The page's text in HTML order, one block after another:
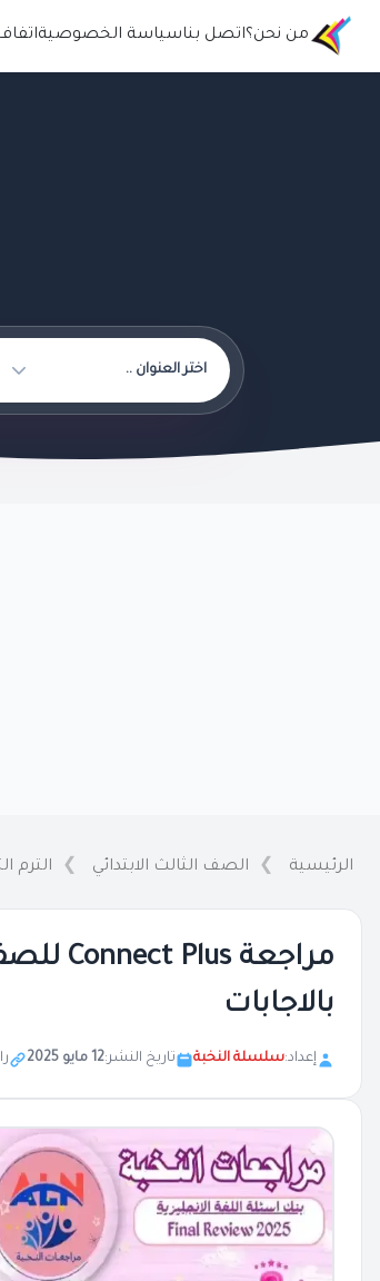
من نحن؟اتصل بناسياسة الخصوصية
الرئيسية الصف الثالث الابتدائي الترم
بالاجابات
إعداد:سلسلة النخبة تاريخ النشر:12 مايو 2025